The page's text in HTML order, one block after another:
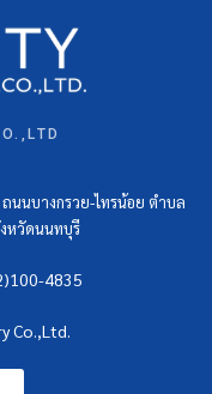
นนบางกรวย-ไทรน้อย ตำบล
หวัดนนทบุรี
4835
Co.,Ltd.